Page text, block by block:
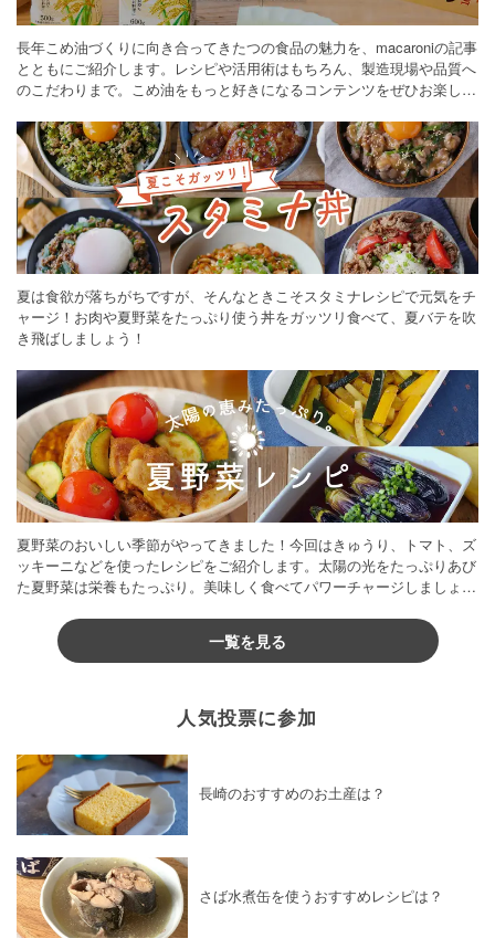
長年こめ油づくりに向き合ってきたつの食品の魅力を、macaroniの記事
とともにご紹介します。レシピや活用術はもちろん、製造現場や品質へ
のこだわりまで。こめ油をもっと好きになるコンテンツをぜひお楽しみ
夏は食欲が落ちがちですが、そんなときこそスタミナレシピで元気をチ
ャージ！お肉や夏野菜をたっぷり使う丼をガッツリ食べて、夏バテを吹
き飛ばしましょう！
夏野菜のおいしい季節がやってきました！今回はきゅうり、トマト、ズ
ッキーニなどを使ったレシピをご紹介します。太陽の光をたっぷりあび
た夏野菜は栄養もたっぷり。美味しく食べてパワーチャージしましょう
一覧を見る
人気投票に参加
長崎のおすすめのお土産は？
さば水煮缶を使うおすすめレシピは？